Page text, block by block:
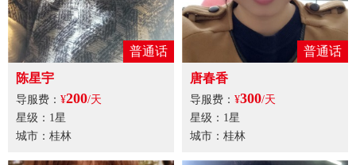
普通话
陈星宇
导服费： ¥200/天
星级：1星
城市：桂林
普通话
唐春香
导服费： ¥300/天
星级：1星
城市：桂林